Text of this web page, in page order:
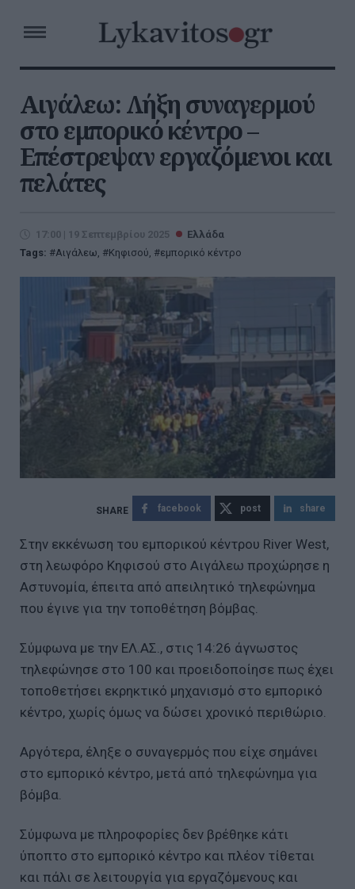
Αιγάλεω: Λήξη συναγερμού
στο εμπορικό κέντρο –
Επέστρεψαν εργαζόμενοι και
πελάτες
17:00 | 19 Σεπτεμβρίου 2025
Ελλάδα
Tags:
Αιγάλεω, Κηφισού, εμπορικό κέντρο
facebook post share
Στην εκκένωση του εμπορικού κέντρου River West,
στη λεωφόρο Κηφισού στο Αιγάλεω προχώρησε η
Αστυνομία, έπειτα από απειλητικό τηλεφώνημα
που έγινε για την τοποθέτηση βόμβας.
Σύμφωνα με την ΕΛ.ΑΣ., στις 14:26 άγνωστος
τηλεφώνησε στο 100 και προειδοποίησε πως έχει
τοποθετήσει εκρηκτικό μηχανισμό στο εμπορικό
κέντρο, χωρίς όμως να δώσει χρονικό περιθώριο.
Αργότερα, έληξε ο συναγερμός που είχε σημάνει
στο εμπορικό κέντρο, μετά από τηλεφώνημα για
βόμβα.
Σύμφωνα με πληροφορίες δεν βρέθηκε κάτι
ύποπτο στο εμπορικό κέντρο και πλέον τίθεται
και πάλι σε λειτουργία για εργαζόμενους και